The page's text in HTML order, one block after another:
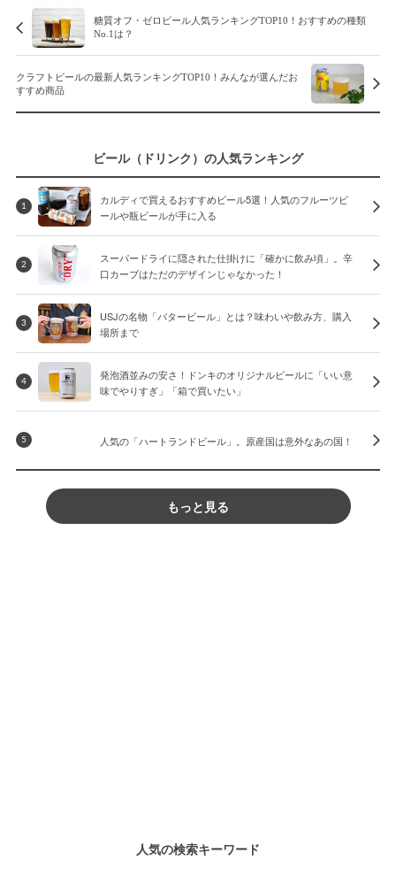
糖質オフ・ゼロビール人気ランキングTOP10！おすすめの種類
No.1は？
クラフトビールの最新人気ランキングTOP10！みんなが選んだお
すすめ商品
ビール（ドリンク）の人気ランキング
1
カルディで買えるおすすめビール5選！人気のフルーツビ
ールや瓶ビールが手に入る
2
スーパードライに隠された仕掛けに「確かに飲み頃」。辛
口カーブはただのデザインじゃなかった！
3
USJの名物「バタービール」とは？味わいや飲み方、購入
場所まで
4
発泡酒並みの安さ！ドンキのオリジナルビールに「いい意
味でやりすぎ」「箱で買いたい」
5 人気の「ハートランドビール」。原産国は意外なあの国！
もっと見る
人気の検索キーワード